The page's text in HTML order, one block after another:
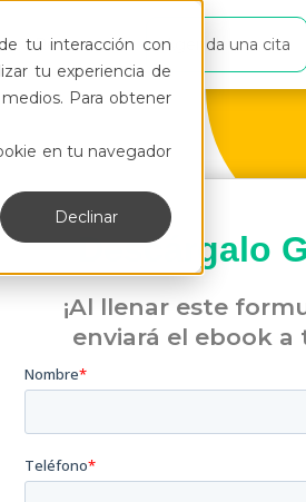
tu interacción con
tu experiencia de
Para obtener
en tu navegador
Declinar
Recursos Agenda una cita
Descárgalo
¡Al llenar este
enviará el ebook a